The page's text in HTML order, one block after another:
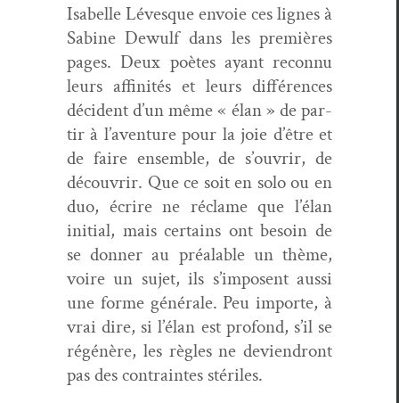
Isabelle Lévesque envoie ces lignes à
Sabine Dewulf dans les pre­mières
pages. Deux poètes ayant recon­nu
leurs affinités et leurs dif­férences
déci­dent d’un même « élan » de par­
tir à l’aventure pour la joie d’être et
de faire ensem­ble, de s’ouvrir, de
décou­vrir. Que ce soit en solo ou en
duo, écrire ne réclame que l’élan
ini­tial, mais cer­tains ont besoin de
se don­ner au préal­able un thème,
voire un sujet, ils s’imposent aus­si
une forme générale. Peu importe, à
vrai dire, si l’élan est pro­fond, s’il se
régénère, les règles ne devien­dront
pas des con­traintes stériles.